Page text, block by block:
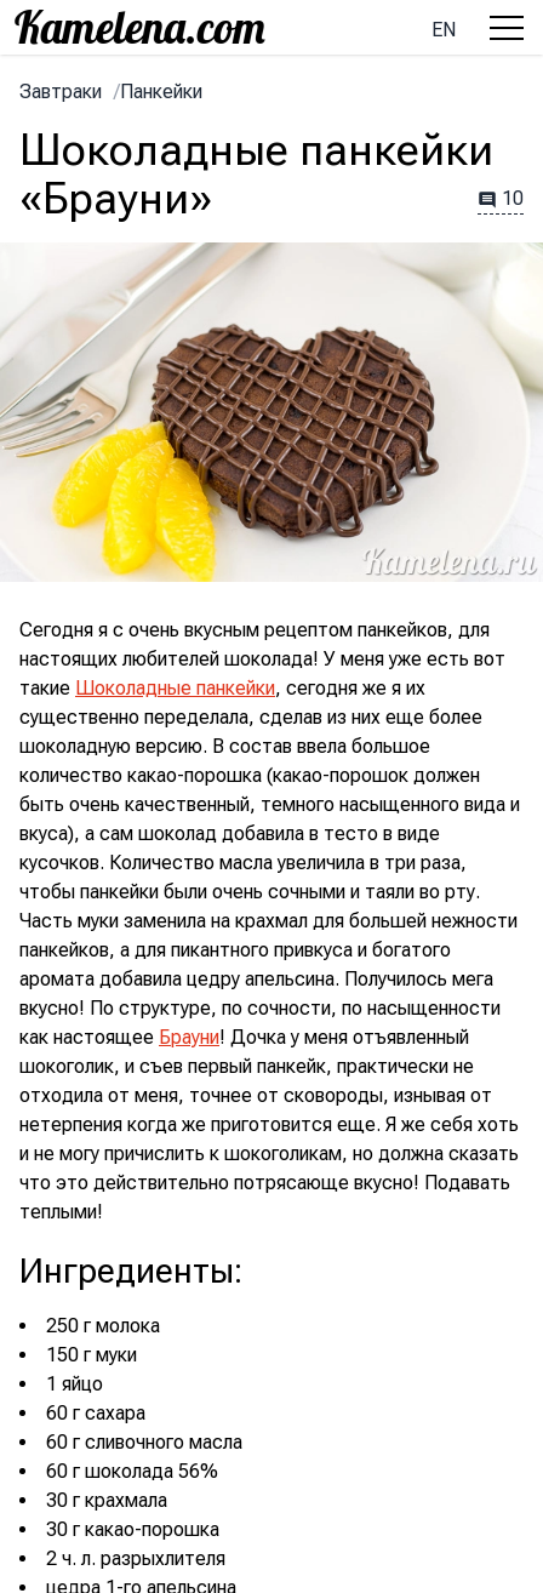
EN
Завтраки /Панкейки
Шоколадные панкейки
«Брауни»
10
Сегодня я с очень вкусным рецептом панкейков, для
настоящих любителей шоколада! У меня уже есть вот
такие Шоколадные панкейки, сегодня же я их
существенно переделала, сделав из них еще более
шоколадную версию. В состав ввела большое
количество какао-порошка (какао-порошок должен
быть очень качественный, темного насыщенного вида и
вкуса), а сам шоколад добавила в тесто в виде
кусочков. Количество масла увеличила в три раза,
чтобы панкейки были очень сочными и таяли во рту.
Часть муки заменила на крахмал для большей нежности
панкейков, а для пикантного привкуса и богатого
аромата добавила цедру апельсина. Получилось мега
вкусно! По структуре, по сочности, по насыщенности
как настоящее Брауни! Дочка у меня отъявленный
шокоголик, и съев первый панкейк, практически не
отходила от меня, точнее от сковороды, изнывая от
нетерпения когда же приготовится еще. Я же себя хоть
и не могу причислить к шокоголикам, но должна сказать
что это действительно потрясающе вкусно! Подавать
теплыми!
Ингредиенты:
250 г молока
150 г муки
1 яйцо
60 г сахара
60 г сливочного масла
60 г шоколада 56%
30 г крахмала
30 г какао-порошка
2 ч. л. разрыхлителя
цедра 1-го апельсина